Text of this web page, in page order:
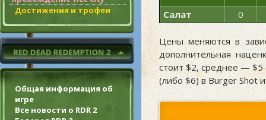
Достижения и трофеи
Общая информация об
игре
Все новости о RDR 2
Салат
0
Цены меняются в
дополнительная
стоит $2, среднее —
(либо $6) в Burger Shot